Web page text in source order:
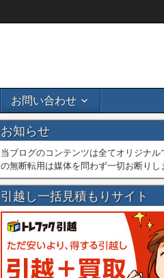
お問い合わせ
お知らせ
当ブログのコンテンツは全てオリジナル
の無断転用は媒体を問わず一切お断りし
引越し一括見積もりサイト